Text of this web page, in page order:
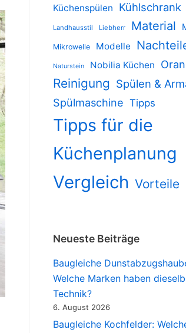
Küchenspülen Kühlschrank
Landhausstil Liebherr Material
Mikrowelle Modelle
Naturstein Nobilia Küchen
Reinigung Spülen &
Spülmaschine Tipps
Tipps für die
Küchenplanung
Vergleich Vorteile
Neueste Beiträge
Baugleiche
Welche Marken haben
Technik?
6. August 2026
Baugleiche Kochfelder: